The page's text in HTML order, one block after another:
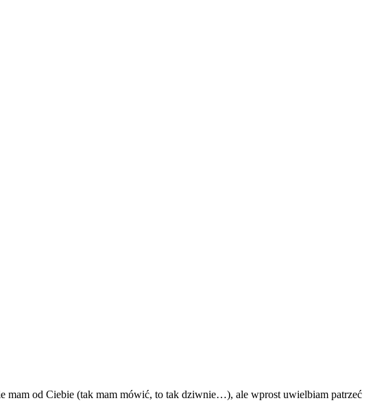
mam od Ciebie (tak mam mówić, to tak dziwnie…), ale wprost uwielbiam patrzeć